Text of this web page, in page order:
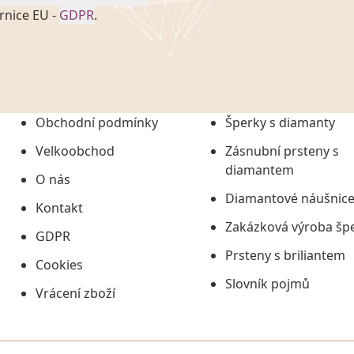
EU - GDPR.
č. 101/2000 Sb. v
uchováním veškerých
údajů či jako jeho
informací, nejdéle
Obchodní podmínky
Velkoobchod
O nás
Kontakt
GDPR
Cookies
Vrácení zboží
Šperky s diamanty
Zásnubní prsteny s
diamantem
Diamantové náušnice
Zakázková výroba
Prsteny s briliantem
Slovník pojmů